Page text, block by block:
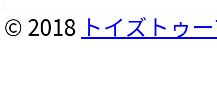
© 2018 トイズトゥ